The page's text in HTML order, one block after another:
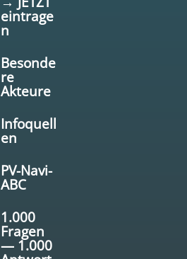
eintrage
n
Besonde
re
Akteure
Infoquell
en
PV-Navi-
ABC
1.000
Fragen
— 1.000